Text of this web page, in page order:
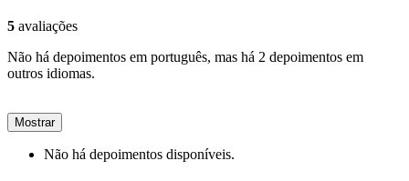
5 avaliações
Não há depoimentos em português, mas há 2 depoimentos em
outros idiomas.
Mostrar
Não há depoimentos disponíveis.